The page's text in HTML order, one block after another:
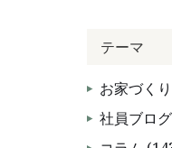
テーマ
お家づく
社員ブロ